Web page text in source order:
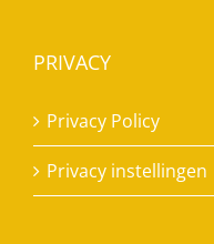
PRIVACY
Privacy Policy
Privacy instellingen